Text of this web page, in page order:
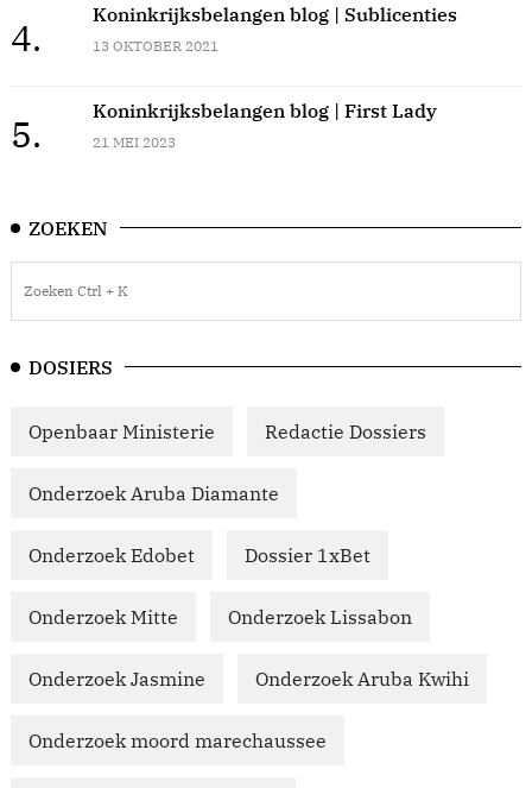
4.
Koninkrijksbelangen blog | Sublicenties
13 OKTOBER 2021
5.
Koninkrijksbelangen blog | First Lady
21 MEI 2023
ZOEKEN
DOSIERS
Openbaar Ministerie Redactie Dossiers
Onderzoek Aruba Diamante
Onderzoek Edobet Dossier 1xBet
Onderzoek Mitte Onderzoek Lissabon
Onderzoek Jasmine Onderzoek Aruba Kwihi
Onderzoek moord marechaussee